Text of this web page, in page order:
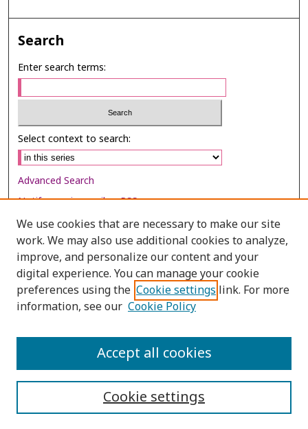
Search
Enter search terms:
Select context to search:
Advanced Search
Notify me via email orRSS
Browse
Collections
Disciplines
Authors
We use cookies that are necessary to make our site
work. We may also use additional cookies to analyze,
improve, and personalize our content and your
digital experience. You can manage your cookie
preferences using the Cookie settings link. For more
information, see our Cookie Policy
Cookie settings
Accept all cookies